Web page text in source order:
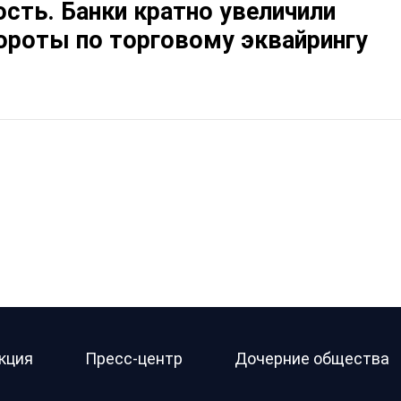
Банки кратно увеличили
по торговому эквайрингу
Пресс-центр Дочерние общества